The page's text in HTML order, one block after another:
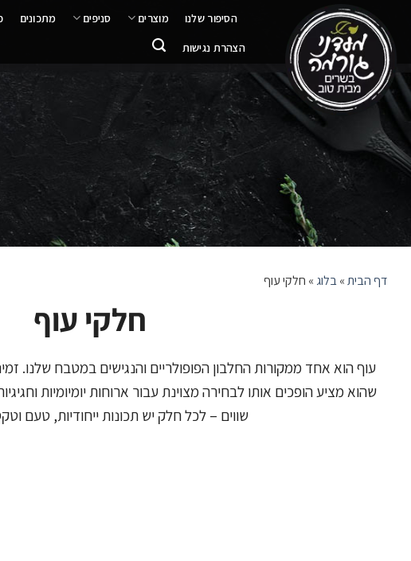
לתוכן
הסיפור שלנו מוצרים סניפים מתכונים
הצהרת נגישות
דף הבית»בלוג » חלקי עוף
חלקי עוף
עוף הוא אחד ממקורות החלבון הפופולריים והנגישים במטבח שלנו.
שהוא מציע הופכים אותו לבחירה מצוינת עבור ארוחות יומיומיות
שווים – לכל חלק יש תכונות ייחודיות, טעם